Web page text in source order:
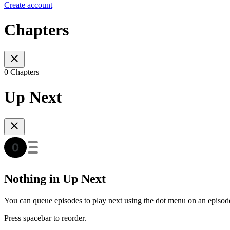
Create account
Chapters
0 Chapters
Up Next
Nothing in Up Next
You can queue episodes to play next using the dot menu on an
Press spacebar to reorder.